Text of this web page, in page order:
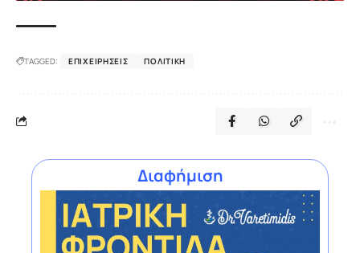
TAGGED: ΕΠΙΧΕΙΡΉΣΕΙΣ ΠΟΛΙΤΙΚΉ
Διαφήμιση